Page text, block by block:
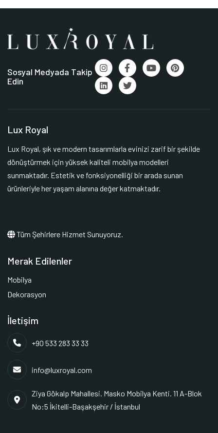
Sosyal Medyada Takip
Edin
Lux Royal
Lux Royal, şık ve modern tasarımlarla evinizi zarif bir şekilde
dönüştürmek için yüksek kaliteli mobilya modelleri
sunmaktadır. Estetik ve fonksiyonelliği bir arada sunan
ürünleriyle her yaşam alanına değer katmaktadır.
Tüm Şehirlere Hizmet Sunuyoruz.
Merak Edilenler
Mobilya
Dekorasyon
İletişim
+90 533 283 33 33
info@luxroyal.com
Ziya Gökalp Mahallesi. Masko Mobilya Kenti. 11 A-Blok
No:5 İkitelli-Başakşehir / İstanbul